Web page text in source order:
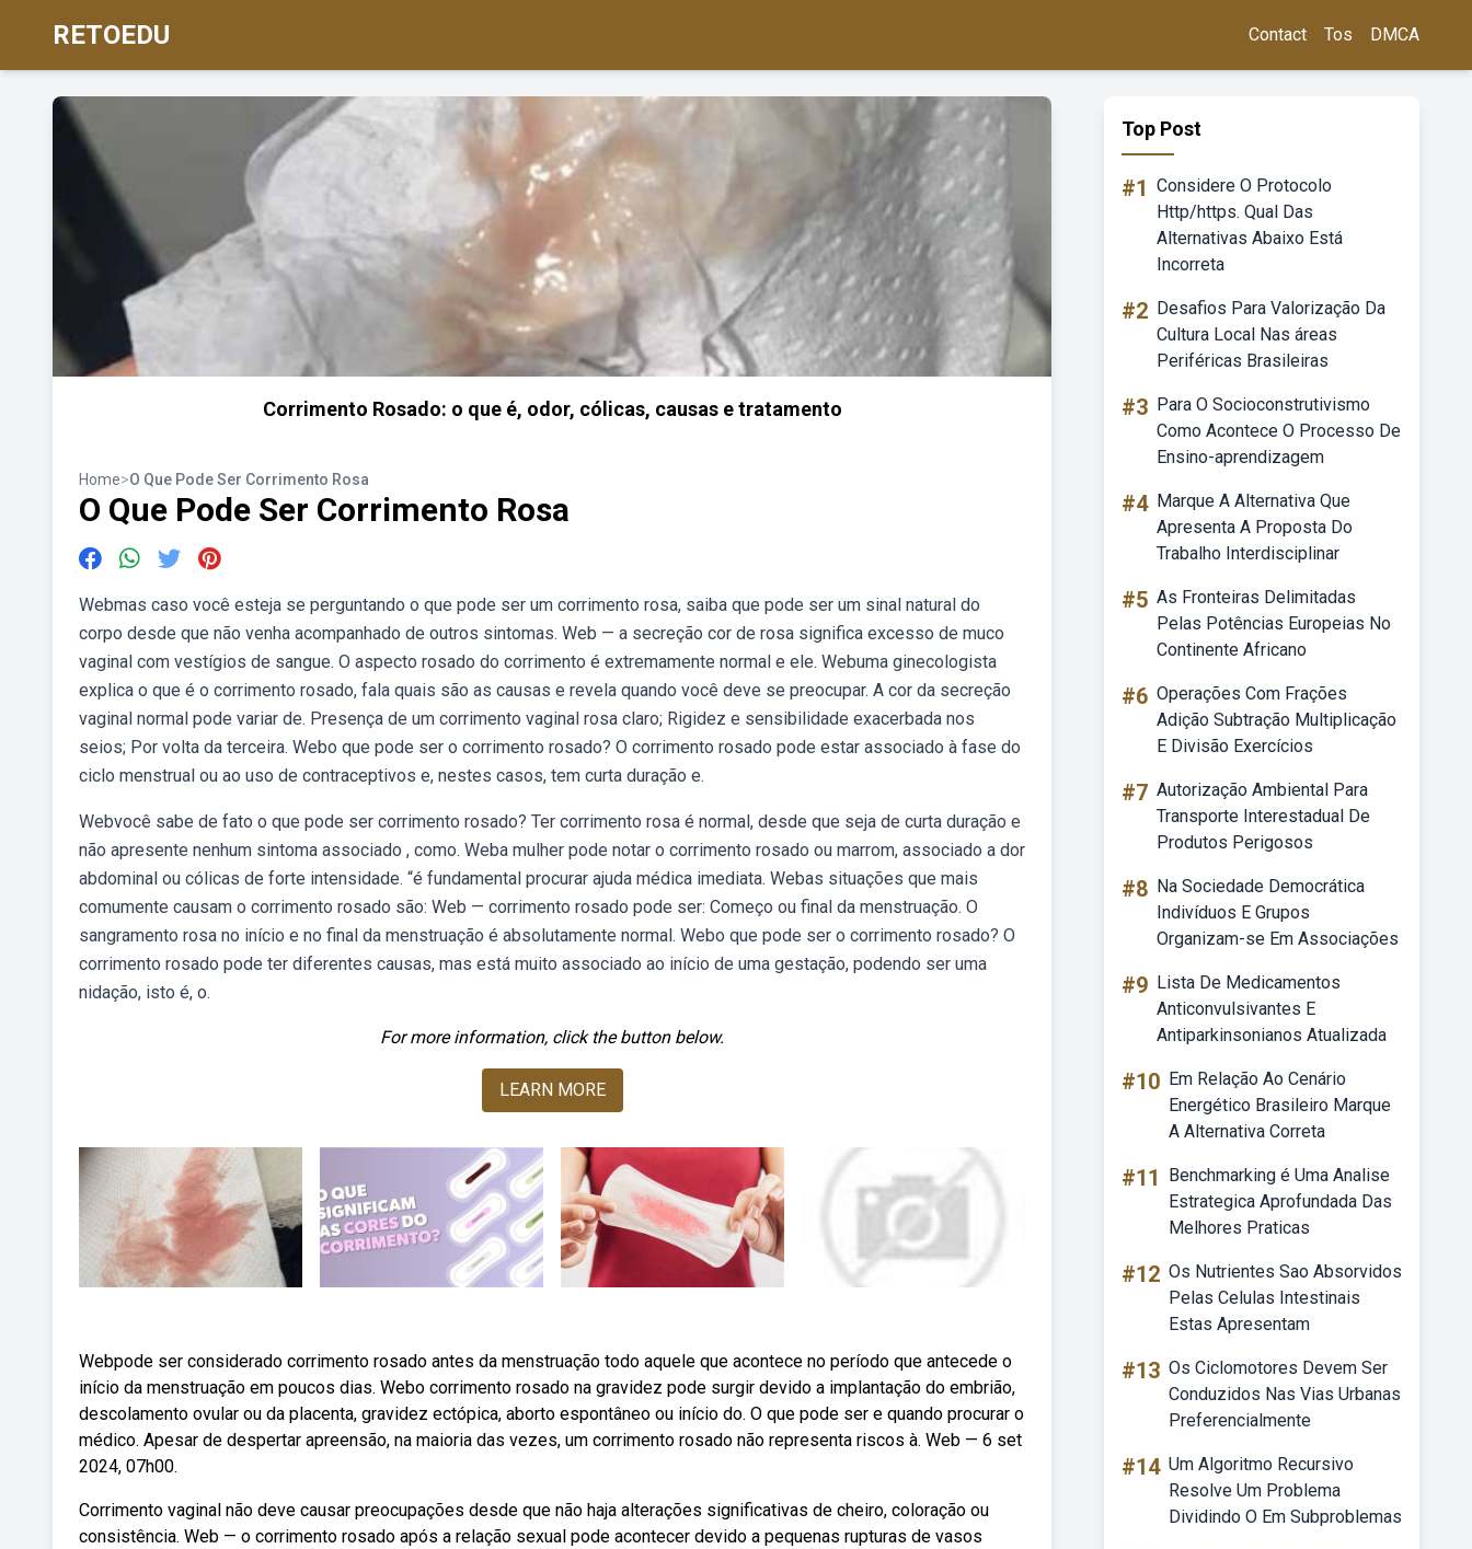
RETOEDU Contact Tos DMCA
Corrimento Rosado: o que é, odor, cólicas, causas e tratamento
Home>O Que Pode Ser Corrimento Rosa
O Que Pode Ser Corrimento Rosa
Webmas caso você esteja se perguntando o que pode ser um corrimento rosa, saiba que pode ser um sinal natural do
corpo desde que não venha acompanhado de outros sintomas. Web — a secreção cor de rosa significa excesso de muco
vaginal com vestígios de sangue. O aspecto rosado do corrimento é extremamente normal e ele. Webuma ginecologista
explica o que é o corrimento rosado, fala quais são as causas e revela quando você deve se preocupar. A cor da secreção
vaginal normal pode variar de. Presença de um corrimento vaginal rosa claro; Rigidez e sensibilidade exacerbada nos
seios; Por volta da terceira. Webo que pode ser o corrimento rosado? O corrimento rosado pode estar associado à fase do
ciclo menstrual ou ao uso de contraceptivos e, nestes casos, tem curta duração e.
Webvocê sabe de fato o que pode ser corrimento rosado? Ter corrimento rosa é normal, desde que seja de curta duração e
não apresente nenhum sintoma associado , como. Weba mulher pode notar o corrimento rosado ou marrom, associado a dor
abdominal ou cólicas de forte intensidade. “é fundamental procurar ajuda médica imediata. Webas situações que mais
comumente causam o corrimento rosado são: Web — corrimento rosado pode ser: Começo ou final da menstruação. O
sangramento rosa no início e no final da menstruação é absolutamente normal. Webo que pode ser o corrimento rosado? O
corrimento rosado pode ter diferentes causas, mas está muito associado ao início de uma gestação, podendo ser uma
nidação, isto é, o.
For more information, click the button below.
LEARN MORE
Webpode ser considerado corrimento rosado antes da menstruação todo aquele que acontece no período que antecede o
início da menstruação em poucos dias. Webo corrimento rosado na gravidez pode surgir devido a implantação do embrião,
descolamento ovular ou da placenta, gravidez ectópica, aborto espontâneo ou início do. O que pode ser e quando procurar o
médico. Apesar de despertar apreensão, na maioria das vezes, um corrimento rosado não representa riscos à. Web — 6 set
2024, 07h00.
Corrimento vaginal não deve causar preocupações desde que não haja alterações significativas de cheiro, coloração ou
consistência. Web — o corrimento rosado após a relação sexual pode acontecer devido a pequenas rupturas de vasos
Top Post
#1 Considere O Protocolo
Http/https. Qual Das
Alternativas Abaixo Está
Incorreta
#2 Desafios Para Valorização Da
Cultura Local Nas áreas
Periféricas Brasileiras
#3 Para O Socioconstrutivismo
Como Acontece O Processo De
Ensino-aprendizagem
#4 Marque A Alternativa Que
Apresenta A Proposta Do
Trabalho Interdisciplinar
#5 As Fronteiras Delimitadas
Pelas Potências Europeias No
Continente Africano
#6 Operações Com Frações
Adição Subtração Multiplicação
E Divisão Exercícios
#7 Autorização Ambiental Para
Transporte Interestadual De
Produtos Perigosos
#8 Na Sociedade Democrática
Indivíduos E Grupos
Organizam-se Em Associações
#9 Lista De Medicamentos
Anticonvulsivantes E
Antiparkinsonianos Atualizada
#10 Em Relação Ao Cenário
Energético Brasileiro Marque
A Alternativa Correta
#11
Benchmarking é Uma Analise
Estrategica Aprofundada Das
Melhores Praticas
#12 Os Nutrientes Sao Absorvidos
Pelas Celulas Intestinais
Estas Apresentam
#13 Os Ciclomotores Devem Ser
Conduzidos Nas Vias Urbanas
Preferencialmente
#14 Um Algoritmo Recursivo
Resolve Um Problema
Dividindo O Em Subproblemas